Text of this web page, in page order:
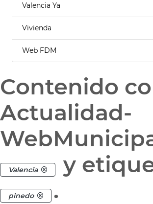
Valencia Ya
Vivienda
Web FDM
Contenido
Actualidad-
Valencia y
pinedo .